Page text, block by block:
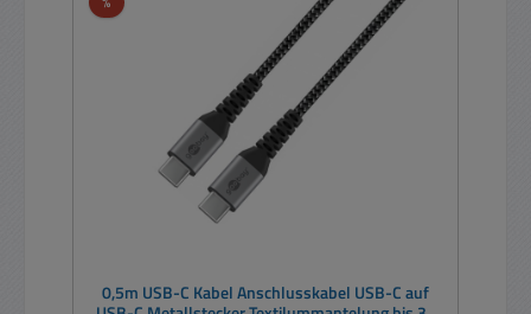
0,5m USB-C Kabel Anschlusskabel USB-C auf